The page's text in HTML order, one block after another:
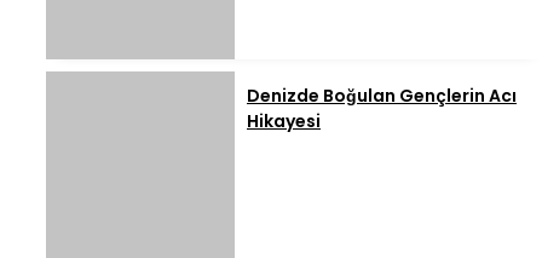
Denizde Boğulan Gençlerin Acı
Hikayesi